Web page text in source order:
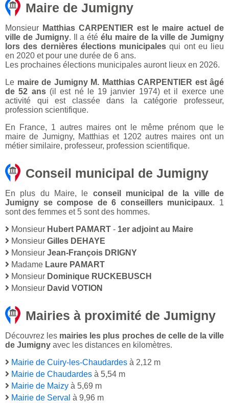
Maire de Jumigny
Monsieur Matthias CARPENTIER est le maire actuel de
ville de Jumigny. Il a étéélu maire de la ville de Jumigny
lors des dernières élections municipales qui ont eu lieu
en 2020 et pour une durée de 6 ans.
Les prochaines élections municipales auront lieux en 2026.
Le maire de Jumigny M. Matthias CARPENTIER est âgé
de 52 ans(il est né le 19 janvier 1974) et il exerce une
activité qui est classée dans la catégorie professeur,
profession scientifique.
En France, 1 autres maires ont le même prénom que le
maire de Jumigny, Matthias et 1202 autres maires ont un
métier similaire, professeur, profession scientifique.
Conseil municipal de Jumigny
En plus du Maire, le conseil municipal de la ville de
Jumigny se compose de 6 conseillers municipaux. 1
sont des femmes et 5 sont des hommes.
Monsieur Hubert PAMART - 1er adjoint au Maire
Monsieur Gilles DEHAYE
Monsieur Jean-François DRIGNY
Madame Laure PAMART
Monsieur Dominique RUCKEBUSCH
Monsieur David VOTION
Mairies à proximité de Jumigny
Découvrez les mairies les plus proches de celle de la ville
de Jumigny avec les distances en kilomètres.
Mairie de Cuiry-les-Chaudardes à 2,12 m
Mairie de Chaudardes à 5,54 m
Mairie de Maizy à 5,69 m
Mairie de Serval à 9,96 m